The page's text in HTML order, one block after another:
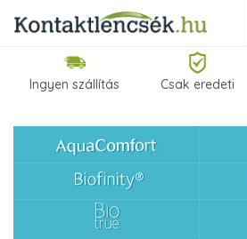
Ingyen szállítás Csak eredeti